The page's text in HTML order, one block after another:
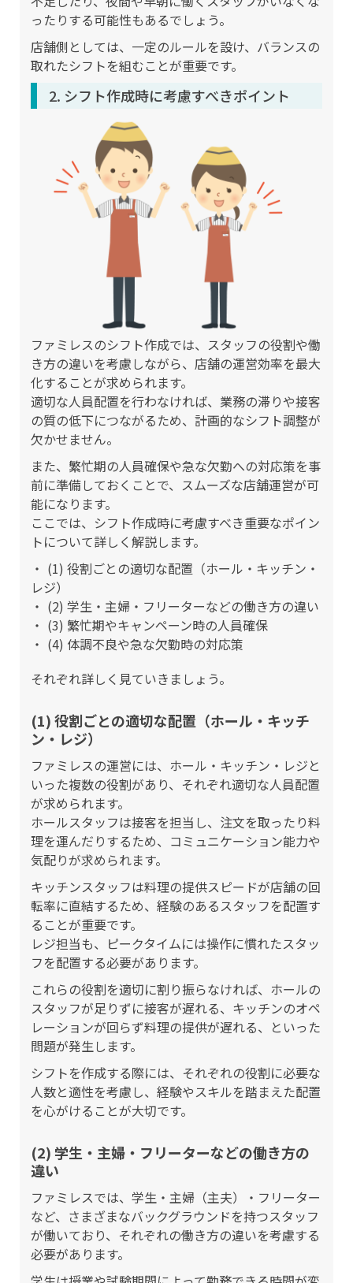
ったりする可能性もあるでしょう。
店舗側としては、一定のルールを設け、バランスの
取れたシフトを組むことが重要です。
2. シフト作成時に考慮すべきポイント
ファミレスのシフト作成では、スタッフの役割や働
き方の違いを考慮しながら、店舗の運営効率を最大
化することが求められます。
適切な人員配置を行わなければ、業務の滞りや接客
の質の低下につながるため、計画的なシフト調整が
欠かせません。
また、繁忙期の人員確保や急な欠勤への対応策を事
前に準備しておくことで、スムーズな店舗運営が可
能になります。
ここでは、シフト作成時に考慮すべき重要なポイン
トについて詳しく解説します。
(1) 役割ごとの適切な配置（ホール・キッチン・
レジ）
(2) 学生・主婦・フリーターなどの働き方の違い
(3) 繁忙期やキャンペーン時の人員確保
(4) 体調不良や急な欠勤時の対応策
それぞれ詳しく見ていきましょう。
(1) 役割ごとの適切な配置（ホール・キッチ
ン・レジ）
ファミレスの運営には、ホール・キッチン・レジと
いった複数の役割があり、それぞれ適切な人員配置
が求められます。
ホールスタッフは接客を担当し、注文を取ったり料
理を運んだりするため、コミュニケーション能力や
気配りが求められます。
キッチンスタッフは料理の提供スピードが店舗の回
転率に直結するため、経験のあるスタッフを配置す
ることが重要です。
レジ担当も、ピークタイムには操作に慣れたスタッ
フを配置する必要があります。
これらの役割を適切に割り振らなければ、ホールの
スタッフが足りずに接客が遅れる、キッチンのオペ
レーションが回らず料理の提供が遅れる、といった
問題が発生します。
シフトを作成する際には、それぞれの役割に必要な
人数と適性を考慮し、経験やスキルを踏まえた配置
を心がけることが大切です。
(2) 学生・主婦・フリーターなどの働き方の
違い
ファミレスでは、学生・主婦（主夫）・フリーター
など、さまざまなバックグラウンドを持つスタッフ
が働いており、それぞれの働き方の違いを考慮する
必要があります。